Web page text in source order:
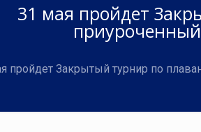
31 мая пройдет
пройдет Закрытый турнир по